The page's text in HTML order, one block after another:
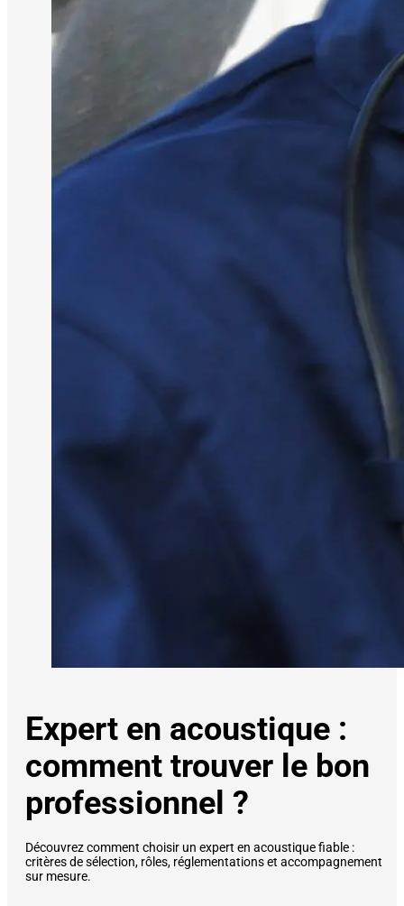
Expert en acoustique :
comment trouver le bon
professionnel ?
Découvrez comment choisir un expert en acoustique fiable :
critères de sélection, rôles, réglementations et accompagnement
sur mesure.